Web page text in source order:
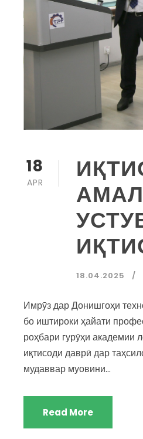
18
APR
18.04.2025
Имрӯз дар Донишгоҳи
бо иштироки ҳайати
роҳбари гурӯҳи академии
иқтисоди даврӣ дар
мудаввар муовини...
Read More